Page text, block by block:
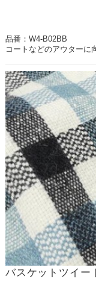
品番：W4-B02BB
コートなどのアウターに
バスケットツイー